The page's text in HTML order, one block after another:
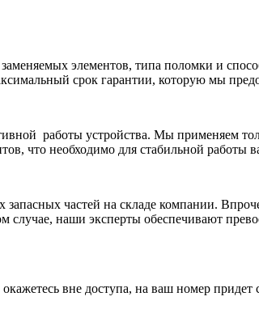
элементов, типа поломки и
срок гарантии, которую мы
работы устройства. Мы применяем
что необходимо для стабильной работы
частей на складе компании.
наши эксперты обеспечивают
вне доступа, на ваш номер придет